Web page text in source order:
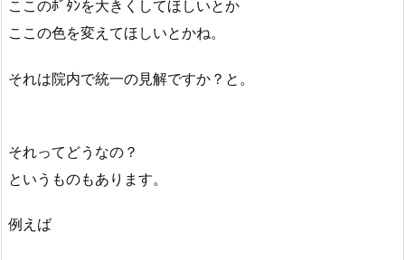
ここのﾎﾞﾀﾝを大きくしてほしいとか
ここの色を変えてほしいとかね。
それは院内で統一の見解ですか？と。
それってどうなの？
というものもあります。
例えば